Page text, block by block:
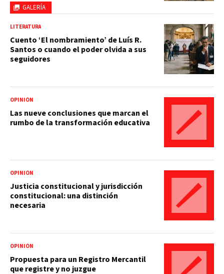
GALERÍA
LITERATURA
Cuento ‘El nombramiento’ de Luís R.
Santos o cuando el poder olvida a sus
seguidores
OPINIÓN
Las nueve conclusiones que marcan el
rumbo de la transformación educativa
OPINIÓN
Justicia constitucional y jurisdicción
constitucional: una distinción
necesaria
OPINIÓN
Propuesta para un Registro Mercantil
que registre y no juzgue